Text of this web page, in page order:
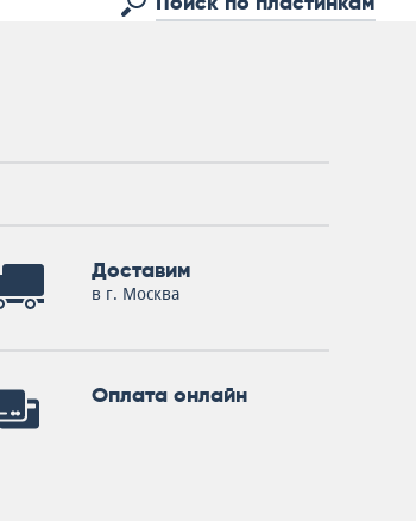
Доставим
в г. Москва
Оплата онлайн